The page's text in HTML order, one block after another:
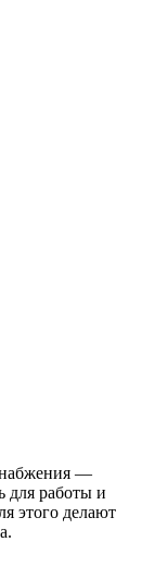
—
для работы и
этого делают